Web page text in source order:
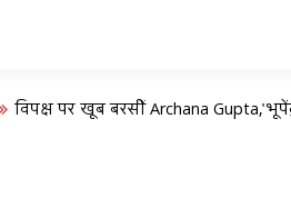
विपक्ष पर खूब बरसीं Archana